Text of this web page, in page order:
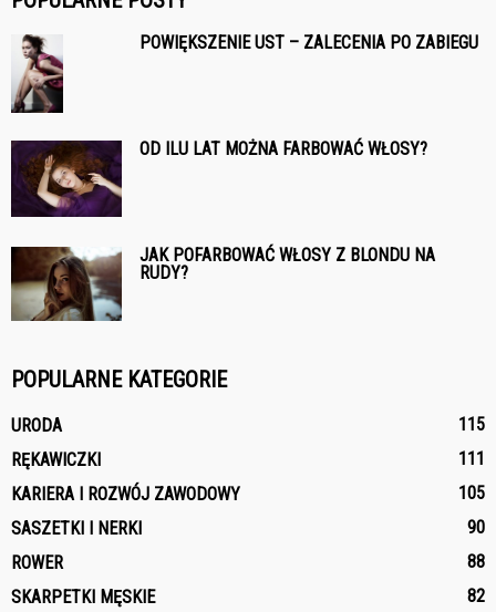
POWIĘKSZENIE UST – ZALECENIA PO ZABIEGU
OD ILU LAT MOŻNA FARBOWAĆ WŁOSY?
JAK POFARBOWAĆ WŁOSY Z BLONDU NA
RUDY?
POPULARNE KATEGORIE
URODA
115
RĘKAWICZKI
111
KARIERA I ROZWÓJ ZAWODOWY
105
SASZETKI I NERKI
90
ROWER
88
SKARPETKI MĘSKIE
82